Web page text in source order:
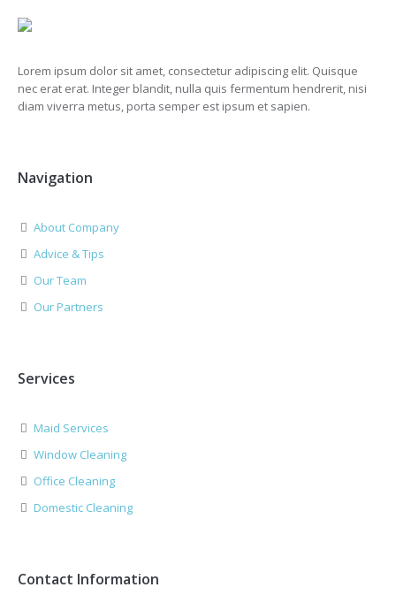
Lorem ipsum dolor sit amet, consectetur adipiscing elit. Quisque
nec erat erat. Integer blandit, nulla quis fermentum hendrerit, nisi
diam viverra metus, porta semper est ipsum et sapien.
Navigation
About Company
Advice & Tips
Our Team
Our Partners
Services
Maid Services
Window Cleaning
Office Cleaning
Domestic Cleaning
Contact Information